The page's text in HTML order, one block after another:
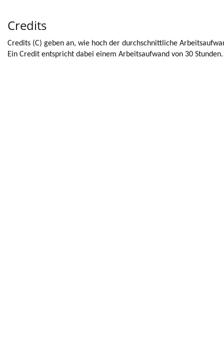
Credits
Credits (C) geben an, wie hoch der durchschnittliche
Ein Credit entspricht dabei einem Arbeitsaufwand von 30 Stunden.